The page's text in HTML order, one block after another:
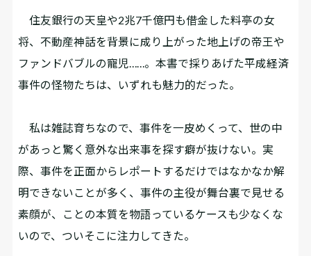
住友銀行の天皇や2兆7千億円も借金した料亭の女
将、不動産神話を背景に成り上がった地上げの帝王や
ファンドバブルの寵児……。本書で採りあげた平成経済
事件の怪物たちは、いずれも魅力的だった。
私は雑誌育ちなので、事件を一皮めくって、世の中
があっと驚く意外な出来事を探す癖が抜けない。実
際、事件を正面からレポートするだけではなかなか解
明できないことが多く、事件の主役が舞台裏で見せる
素顔が、ことの本質を物語っているケースも少なくな
いので、ついそこに注力してきた。